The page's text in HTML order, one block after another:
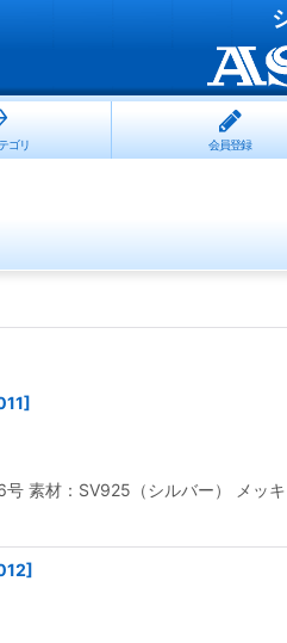
ゴリ 会員登録
]
素材：SV925（シルバー） メッ
]